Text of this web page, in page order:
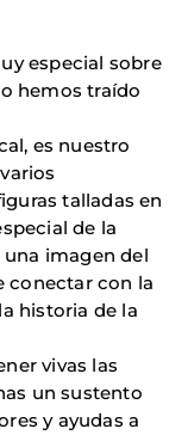
especial sobre
hemos traído
es nuestro
talladas en
de la
imagen del
conectar con la
historia de la
vivas las
un sustento
y ayudas a